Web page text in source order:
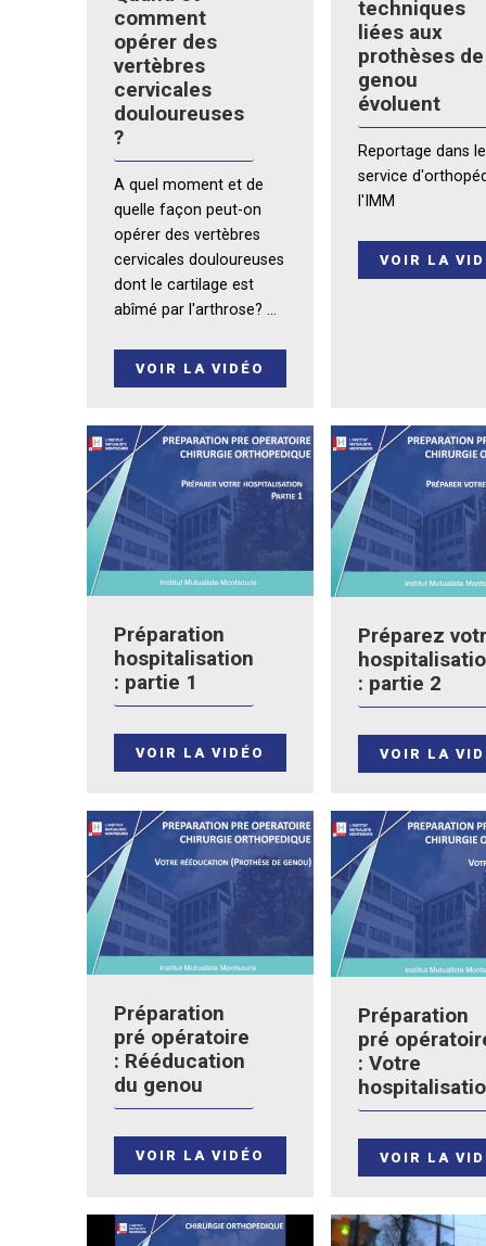
comment
opérer des
vertèbres
cervicales
douloureuses
?
A quel moment et de
quelle façon peut-on
opérer des vertèbres
cervicales douloureuses
dont le cartilage est
abîmé par l'arthrose? ...
VOIR LA VIDÉO
techniques
liées aux
prothèses de
genou
évoluent
Reportage dans le
service
l'IMM
VOIR LA
Préparation
hospitalisation
: partie 1
VOIR LA VIDÉO
Préparez
: partie 2
VOIR LA
Préparation
pré opératoire
: Rééducation
du genou
VOIR LA VIDÉO
Préparation
pré
: Votre
VOIR LA